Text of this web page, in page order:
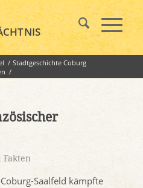
/ Stadtgeschichte Coburg
/
Fakten
Saalfeld kämpfte